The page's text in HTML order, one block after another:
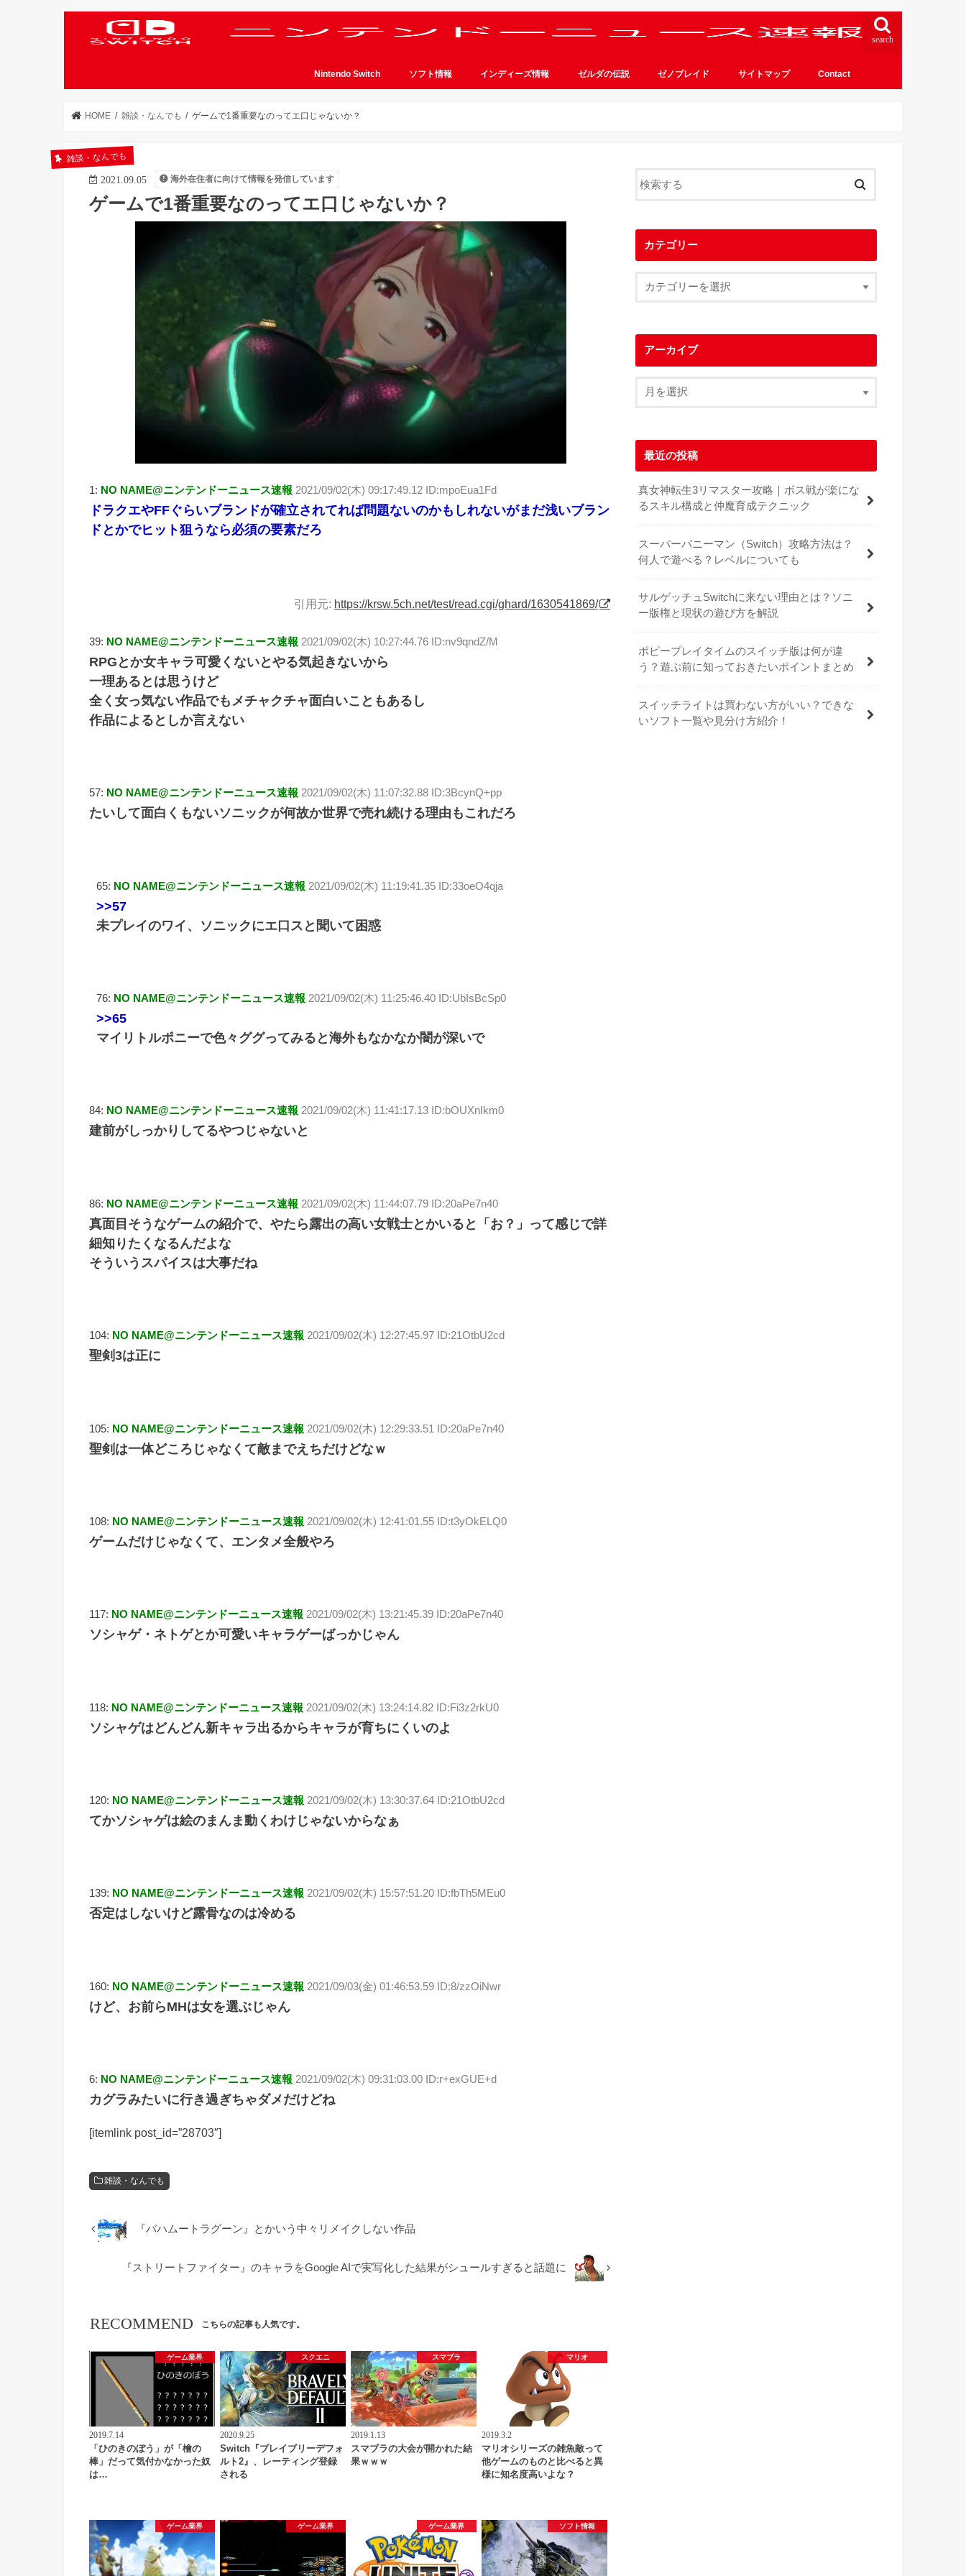
search
Nintendo Switch ソフト情報 インディーズ情報 ゼルダの伝説 ゼノブレイド サイトマップ Contact
HOME 雑談・なんでも ゲームで1番重要なのってエ口じゃないか？
雑談・なんでも
2021.09.05 海外在住者に向けて情報を発信しています
ゲームで1番重要なのってエ口じゃないか？
1: NO NAME@ニンテンドーニュース速報 2021/09/02(木) 09:17:49.12 ID:mpoEua1Fd
ドラクエやFFぐらいブランドが確立されてれば問題ないのかもしれないがまだ浅いブラン
ドとかでヒット狙うなら必須の要素だろ
引用元: https://krsw.5ch.net/test/read.cgi/ghard/1630541869/
39: NO NAME@ニンテンドーニュース速報 2021/09/02(木) 10:27:44.76 ID:nv9qndZ/M
RPGとか女キャラ可愛くないとやる気起きないから
一理あるとは思うけど
全く女っ気ない作品でもメチャクチャ面白いこともあるし
作品によるとしか言えない
57: NO NAME@ニンテンドーニュース速報 2021/09/02(木) 11:07:32.88 ID:3BcynQ+pp
たいして面白くもないソニックが何故か世界で売れ続ける理由もこれだろ
65: NO NAME@ニンテンドーニュース速報 2021/09/02(木) 11:19:41.35 ID:33oeO4qja
>>57
未プレイのワイ、ソニックにエ口スと聞いて困惑
76: NO NAME@ニンテンドーニュース速報 2021/09/02(木) 11:25:46.40 ID:UbIsBcSp0
>>65
マイリトルポニーで色々ググってみると海外もなかなか闇が深いで
84: NO NAME@ニンテンドーニュース速報 2021/09/02(木) 11:41:17.13 ID:bOUXnIkm0
建前がしっかりしてるやつじゃないと
86: NO NAME@ニンテンドーニュース速報 2021/09/02(木) 11:44:07.79 ID:20aPe7n40
真面目そうなゲームの紹介で、やたら露出の高い女戦士とかいると「お？」って感じで詳
細知りたくなるんだよな
そういうスパイスは大事だね
104: NO NAME@ニンテンドーニュース速報 2021/09/02(木) 12:27:45.97 ID:21OtbU2cd
聖剣3は正に
105: NO NAME@ニンテンドーニュース速報 2021/09/02(木) 12:29:33.51 ID:20aPe7n40
聖剣は一体どころじゃなくて敵までえちだけどなｗ
108: NO NAME@ニンテンドーニュース速報 2021/09/02(木) 12:41:01.55 ID:t3yOkELQ0
ゲームだけじゃなくて、エンタメ全般やろ
117: NO NAME@ニンテンドーニュース速報 2021/09/02(木) 13:21:45.39 ID:20aPe7n40
ソシャゲ・ネトゲとか可愛いキャラゲーばっかじゃん
118: NO NAME@ニンテンドーニュース速報 2021/09/02(木) 13:24:14.82 ID:Fi3z2rkU0
ソシャゲはどんどん新キャラ出るからキャラが育ちにくいのよ
120: NO NAME@ニンテンドーニュース速報 2021/09/02(木) 13:30:37.64 ID:21OtbU2cd
てかソシャゲは絵のまんま動くわけじゃないからなぁ
139: NO NAME@ニンテンドーニュース速報 2021/09/02(木) 15:57:51.20 ID:fbTh5MEu0
否定はしないけど露骨なのは冷める
160: NO NAME@ニンテンドーニュース速報 2021/09/03(金) 01:46:53.59 ID:8/zzOiNwr
けど、お前らMHは女を選ぶじゃん
6: NO NAME@ニンテンドーニュース速報 2021/09/02(木) 09:31:03.00 ID:r+exGUE+d
カグラみたいに行き過ぎちゃダメだけどね
[itemlink post_id=”28703″]
雑談・なんでも
『バハムートラグーン』とかいう中々リメイクしない作品
『ストリートファイター』のキャラをGoogle AIで実写化した結果がシュールすぎると話題に
RECOMMEND こちらの記事も人気です。
ゲーム業界
2019.7.14
「ひのきのぼう」が「檜の
棒」だって気付かなかった奴
は…
スクエニ
2020.9.25
Switch『ブレイブリーデフォ
ルト2』、レーティング登録
される
スマブラ
2019.1.13
スマブラの大会が開かれた結
果ｗｗｗ
マリオ
2019.3.2
マリオシリーズの雑魚敵って
他ゲームのものと比べると異
様に知名度高いよな？
ゲーム業界 ゲーム業界 ゲーム業界 ソフト情報
カテゴリー
アーカイブ
最近の投稿
真女神転生3リマスター攻略｜ボス戦が楽にな
るスキル構成と仲魔育成テクニック
スーパーバニーマン（Switch）攻略方法は？
何人で遊べる？レベルについても
サルゲッチュSwitchに来ない理由とは？ソニ
ー版権と現状の遊び方を解説
ポピープレイタイムのスイッチ版は何が違
う？遊ぶ前に知っておきたいポイントまとめ
スイッチライトは買わない方がいい？できな
いソフト一覧や見分け方紹介！